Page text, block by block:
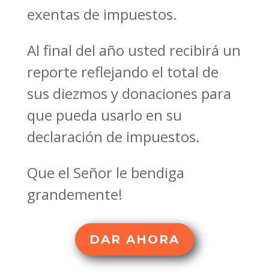
exentas de impuestos.
Al final del año usted recibirá un
reporte reflejando el total de
sus diezmos y donaciones para
que pueda usarlo en su
declaración de impuestos.
Que el Señor le bendiga
grandemente!
DAR AHORA